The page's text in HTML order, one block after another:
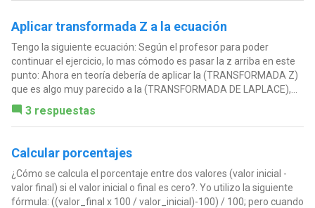
Aplicar transformada Z a la ecuación
Tengo la siguiente ecuación: Según el profesor para poder
continuar el ejercicio, lo mas cómodo es pasar la z arriba en este
punto: Ahora en teoría debería de aplicar la (TRANSFORMADA Z)
que es algo muy parecido a la (TRANSFORMADA DE LAPLACE),...
3 respuestas
Calcular porcentajes
¿Cómo se calcula el porcentaje entre dos valores (valor inicial -
valor final) si el valor inicial o final es cero?. Yo utilizo la siguiente
fórmula: ((valor_final x 100 / valor_inicial)-100) / 100; pero cuando